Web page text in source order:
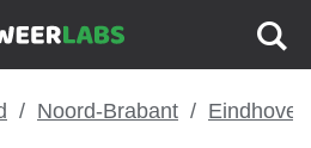
Noord-Brabant Eindhoven